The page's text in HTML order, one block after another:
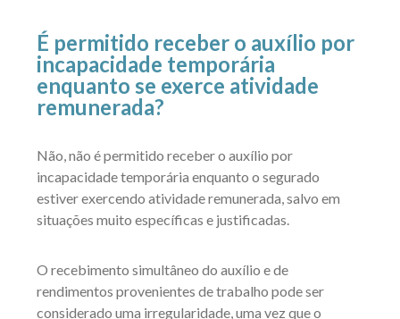
É permitido receber o auxílio por
incapacidade temporária
enquanto se exerce atividade
remunerada?
Não, não é permitido receber o auxílio por
incapacidade temporária enquanto o segurado
estiver exercendo atividade remunerada, salvo em
situações muito específicas e justificadas.
O recebimento simultâneo do auxílio e de
rendimentos provenientes de trabalho pode ser
considerado uma irregularidade, uma vez que o